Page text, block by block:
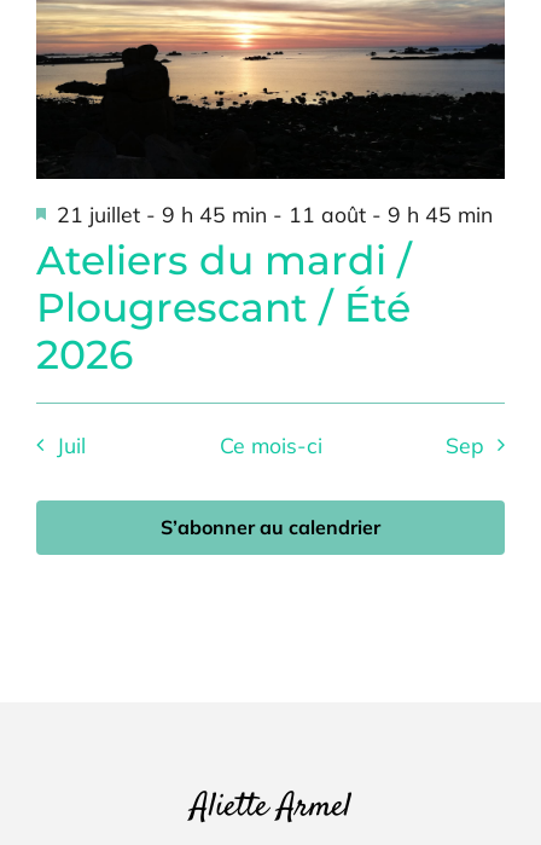
Mis
en
avant
21 juillet - 9 h 45 min - 11 août - 9 h 45 min
Ateliers du mardi /
Plougrescant / Été
2026
Juil Ce mois-ci Sep
S’abonner au calendrier
Aliette Armel